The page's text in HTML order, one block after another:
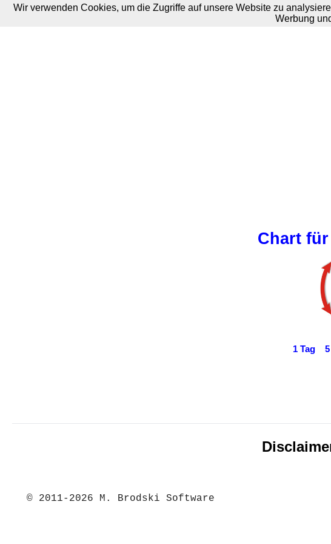
M. Brodski Software
Chart für
1 Tag
© 2011-2026 M. Brodski Software
Wir verwenden Cookies, um die Zugriffe auf unsere Website zu
Werbung